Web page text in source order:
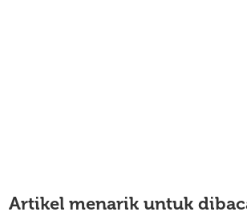
Artikel menarik untuk